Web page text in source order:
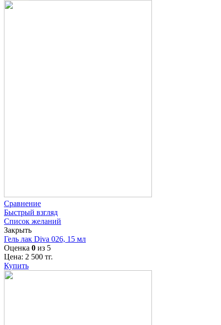
Сравнение
Быстрый взгляд
Список желаний
Закрыть
Гель лак Diva 026, 15 мл
Оценка 0 из 5
Цена: 2 500 тг.
Купить